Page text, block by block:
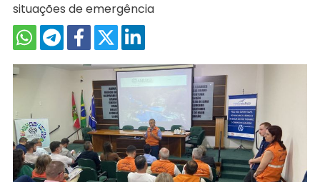
situações de emergência